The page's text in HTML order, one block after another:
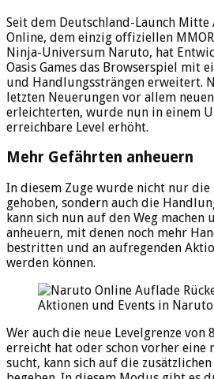
Seit dem Deutschland-Launch
Online, dem einzig offiziellen
Ninja-Universum Naruto, hat
Oasis Games das Browserspiel mit
und Handlungssträngen erweitert.
letzten Neuerungen vor allem
erleichterten, wurde nun in einem
erreichbare Level erhöht.
Mehr Gefährten anheuern
In diesem Zuge wurde nicht nur
gehoben, sondern auch die
kann sich nun auf den Weg machen
anheuern, mit denen noch mehr
bestritten und an aufregenden
werden können.
Aktionen und Events in
Wer auch die neue Levelgrenze von
erreicht hat oder schon vorher eine
sucht, kann sich auf die